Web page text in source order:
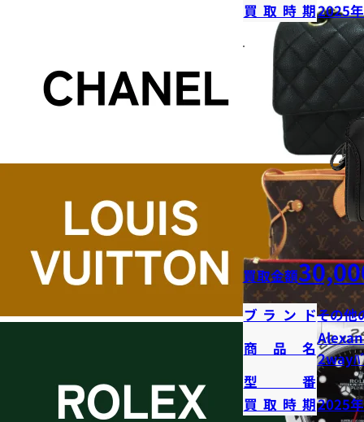
買取時期2025
買取金額
ブランドその他
商品名
2wayﾊ
型番
買取時期2025